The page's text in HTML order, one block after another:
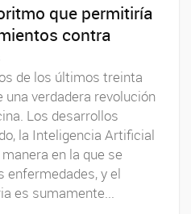
que permitiría
contra
de los últimos treinta
verdadera revolución
Los desarrollos
la Inteligencia Artificial
en la que se
enfermedades, y el
es sumamente...